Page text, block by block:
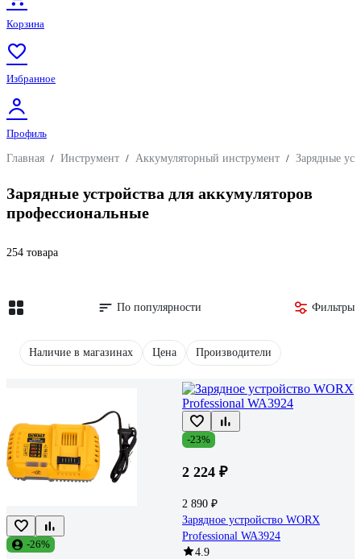
Корзина
Избранное
Профиль
Главная / Инструмент / Аккумуляторный инструмент / Зарядные
Зарядные устройства для аккумуляторов
профессиональные
254 товара
По популярности Фильтры
Наличие в магазинах Цена Производители
-26%
-23%
2 224 ₽
2 890 ₽
Зарядное устройство WORX
Professional WA3924
4.9